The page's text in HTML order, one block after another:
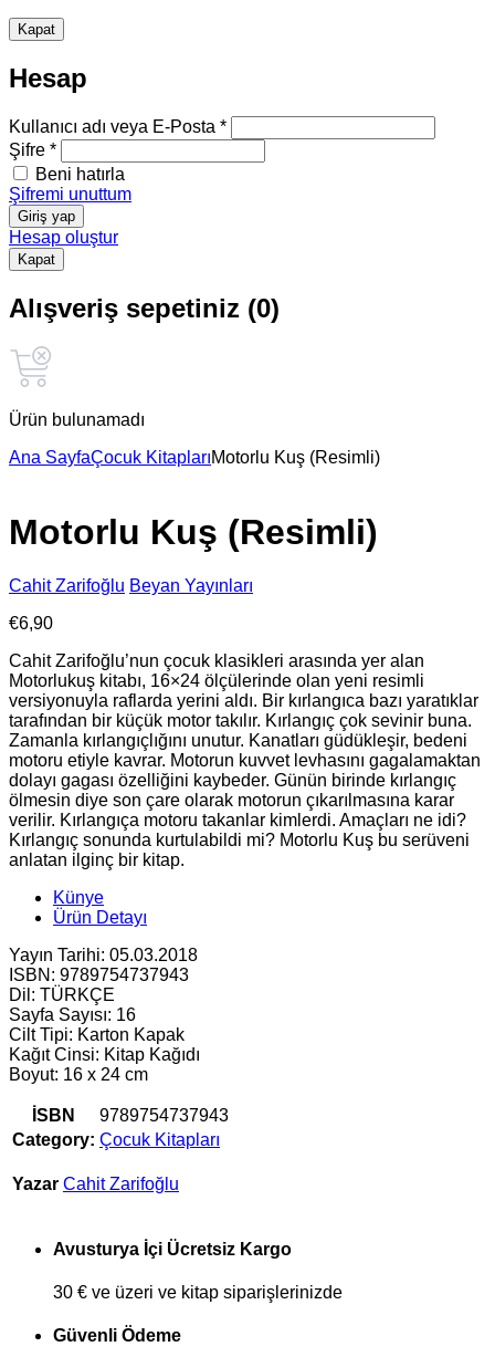
Kapat
Hesap
Kullanıcı adı veya E-Posta *
Şifre *
Beni hatırla
Şifremi unuttum
Giriş yap
Hesap oluştur
Kapat
Alışveriş sepetiniz (0)
Ürün bulunamadı
Ana SayfaÇocuk KitaplarıMotorlu Kuş (Resimli)
Motorlu Kuş (Resimli)
Cahit Zarifoğlu Beyan Yayınları
€6,90
Cahit Zarifoğlu’nun çocuk klasikleri arasında yer alan
Motorlukuş kitabı, 16×24 ölçülerinde olan yeni resimli
versiyonuyla raflarda yerini aldı. Bir kırlangıca bazı yaratıklar
tarafından bir küçük motor takılır. Kırlangıç çok sevinir buna.
Zamanla kırlangıçlığını unutur. Kanatları güdükleşir, bedeni
motoru etiyle kavrar. Motorun kuvvet levhasını gagalamaktan
dolayı gagası özelliğini kaybeder. Günün birinde kırlangıç
ölmesin diye son çare olarak motorun çıkarılmasına karar
verilir. Kırlangıça motoru takanlar kimlerdi. Amaçları ne idi?
Kırlangıç sonunda kurtulabildi mi? Motorlu Kuş bu serüveni
anlatan ilginç bir kitap.
Künye
Ürün Detayı
Yayın Tarihi: 05.03.2018
ISBN: 9789754737943
Dil: TÜRKÇE
Sayfa Sayısı: 16
Cilt Tipi: Karton Kapak
Kağıt Cinsi: Kitap Kağıdı
Boyut: 16 x 24 cm
İSBN
9789754737943
Category: Çocuk Kitapları
Yazar Cahit Zarifoğlu
Avusturya İçi Ücretsiz Kargo
30 € ve üzeri ve kitap siparişlerinizde
Güvenli Ödeme